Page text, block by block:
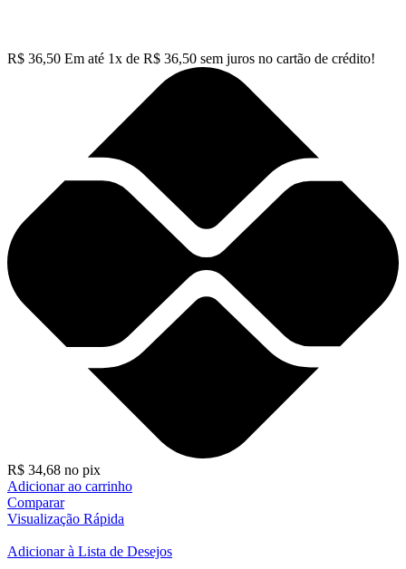
R$ 36,50 Em até 1x de R$ 36,50 sem juros no cartão de crédito!
R$ 34,68 no pix
Adicionar ao carrinho
Comparar
Visualização Rápida
Adicionar à Lista de Desejos